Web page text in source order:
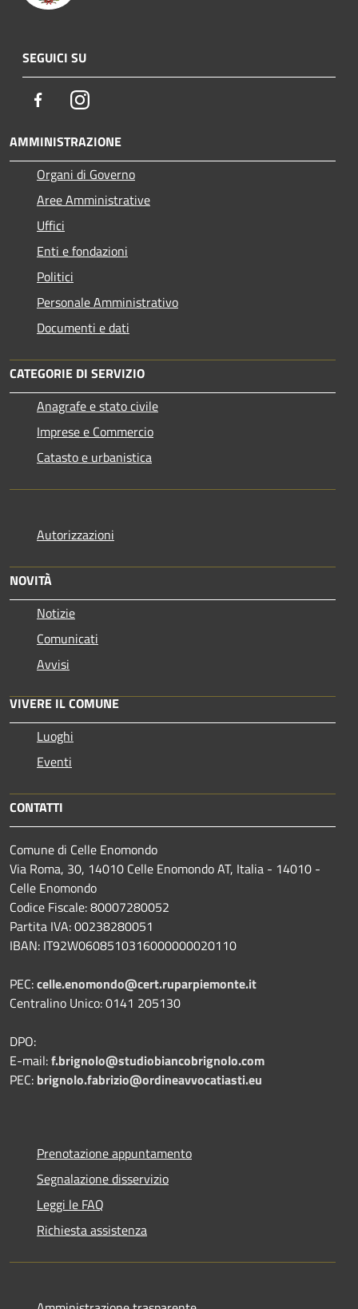
SEGUICI SU
FacebookInstagram
AMMINISTRAZIONE
Organi di Governo
Aree Amministrative
Uffici
Enti e fondazioni
Politici
Personale Amministrativo
Documenti e dati
CATEGORIE DI SERVIZIO
Anagrafe e stato civile
Imprese e Commercio
Catasto e urbanistica
Autorizzazioni
NOVITÀ
Notizie
Comunicati
Avvisi
VIVERE IL COMUNE
Luoghi
Eventi
CONTATTI
Comune di Celle Enomondo
Via Roma, 30, 14010 Celle Enomondo AT, Italia - 14010 -
Celle Enomondo
Codice Fiscale: 80007280052
Partita IVA: 00238280051
IBAN: IT92W0608510316000000020110
PEC:celle.enomondo@cert.ruparpiemonte.it
Centralino Unico: 0141 205130
DPO:
E-mail:f.brignolo@studiobiancobrignolo.com
PEC: brignolo.fabrizio@ordineavvocatiasti.eu
Prenotazione appuntamento
Segnalazione disservizio
Leggi le FAQ
Richiesta assistenza